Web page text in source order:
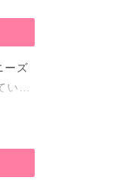
ーズ
いま